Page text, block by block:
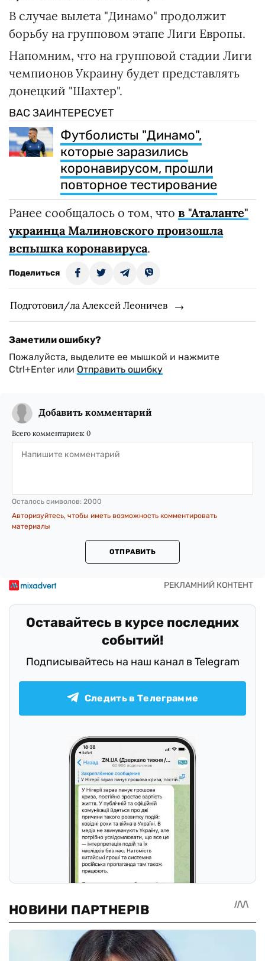
В случае вылета "Динамо" продолжит
борьбу на групповом этапе Лиги Европы.
Напомним, что на групповой стадии Лиги
чемпионов Украину будет представлять
донецкий "Шахтер".
ВАС ЗАИНТЕРЕСУЕТ
Футболисты "Динамо",
которые заразились
коронавирусом, прошли
повторное тестирование
Ранее сообщалось о том, что в "Аталанте"
украинца Малиновского произошла
вспышка коронавируса.
Поделиться
Подготовил/ла Алексей Леоничев
Заметили ошибку?
Пожалуйста, выделите ее мышкой и нажмите
Ctrl+Enter или Отправить ошибку
Добавить комментарий
Всего комментариев: 0
Осталось символов: 2000
Авторизуйтесь, чтобы иметь возможность комментировать
материалы
ОТПРАВИТЬ
Оставайтесь в курсе последних
событий!
Подписывайтесь на наш канал в Telegram
Следить в Телеграмме